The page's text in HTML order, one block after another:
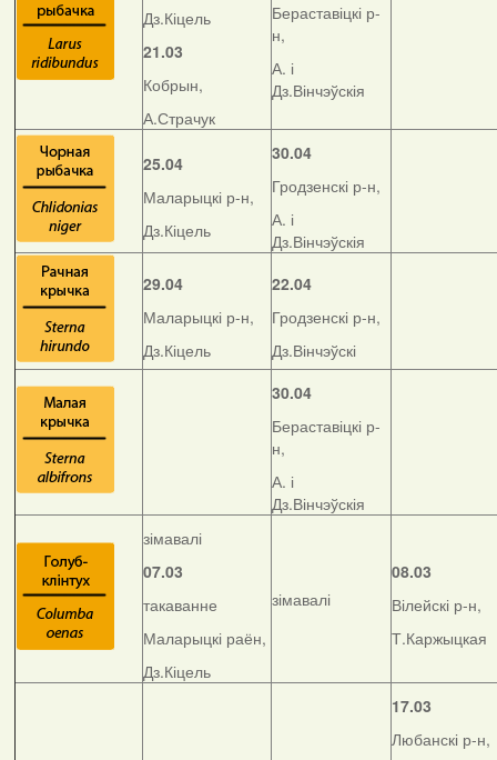
Дз.Кіцель
21.03
Кобрын,
А.Страчук
Бераставіцкі р-
н,
А. і
Дз.Вінчэўскія
25.04
Маларыцкі р-н,
Дз.Кіцель
30.04
Гродзенскі р-н,
А. і
Дз.Вінчэўскія
29.04
Маларыцкі р-н,
Дз.Кіцель
22.04
Гродзенскі р-н,
Дз.Вінчэўскі
30.04
Бераставіцкі р-
н,
А. і
Дз.Вінчэўскія
зімавалі
07.03
такаванне
Маларыцкі раён,
Дз.Кіцель
зімавалі
08.03
Вілейскі р-н,
Т.Каржыцкая
17.03
Любанскі р-н,